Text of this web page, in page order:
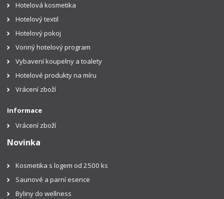
Hotelová kosmetika
Hotelový textil
Hotelový pokoj
Vonný hotelový program
Vybavení koupelny a toalety
Hotelové produkty na míru
Vrácení zboží
Informace
Vrácení zboží
Novinka
Kosmetika s logem od 2500 ks
Saunové a parní esence
Byliny do wellness